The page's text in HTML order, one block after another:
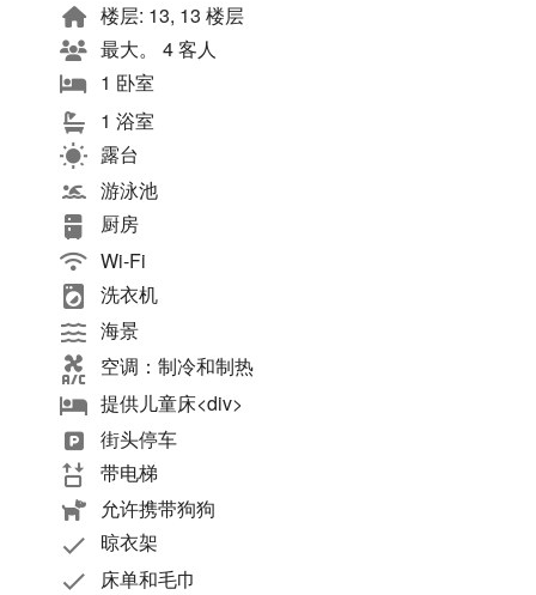
楼层: 13, 13 楼层
最大。 4 客人
1 卧室
1 浴室
露台
游泳池
厨房
Wi-Fi
洗衣机
海景
空调：制冷和制热
提供儿童床<div>
街头停车
带电梯
允许携带狗狗
晾衣架
床单和毛巾